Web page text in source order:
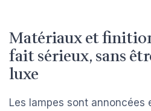
Matériaux et
fait sérieux, sans
luxe
Les lampes sont annoncées